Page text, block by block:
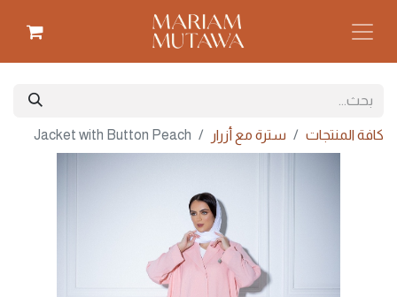
كافة المنتجات سترة مع أزرار Jacket with Button Peach